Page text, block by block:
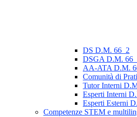
DS D.M. 66_2
DSGA D.M.
AA-ATA D.M.
Comunità di
Tutor Interni
Esperti Interni
Esperti Esterni
Competenze STEM e